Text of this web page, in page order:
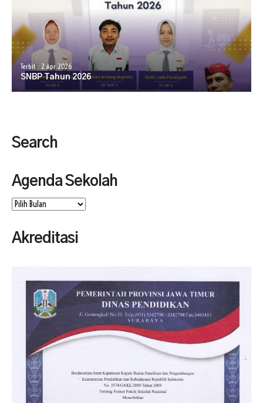
Terbit : 2 Apr 2026
SNBP Tahun 2026
Search
Agenda Sekolah
Agenda
Akreditasi